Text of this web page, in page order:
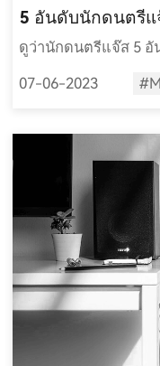
5 อันดับนักดนตรีแ
ดูว่านักดนตรีแจ๊ส 5 อั
07-06-2023